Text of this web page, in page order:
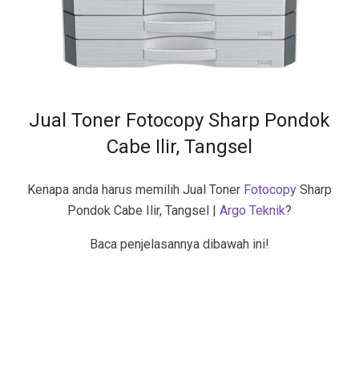
Jual Toner Fotocopy Sharp Pondok
Cabe Ilir, Tangsel
Kenapa anda harus memilih Jual Toner Fotocopy Sharp
Pondok Cabe Ilir, Tangsel | Argo Teknik?
Baca penjelasannya dibawah ini!